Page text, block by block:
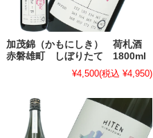
加茂錦（かもにしき） 荷札酒
赤磐雄町 しぼりたて 1800ml
¥4,500(税込 ¥4,950)